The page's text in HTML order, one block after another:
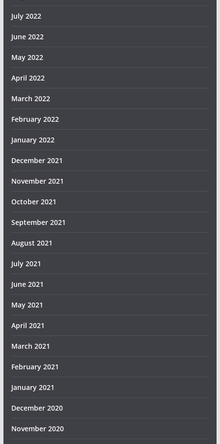
July 2022
June 2022
May 2022
April 2022
March 2022
February 2022
January 2022
December 2021
November 2021
October 2021
September 2021
August 2021
July 2021
June 2021
May 2021
April 2021
March 2021
February 2021
January 2021
December 2020
November 2020